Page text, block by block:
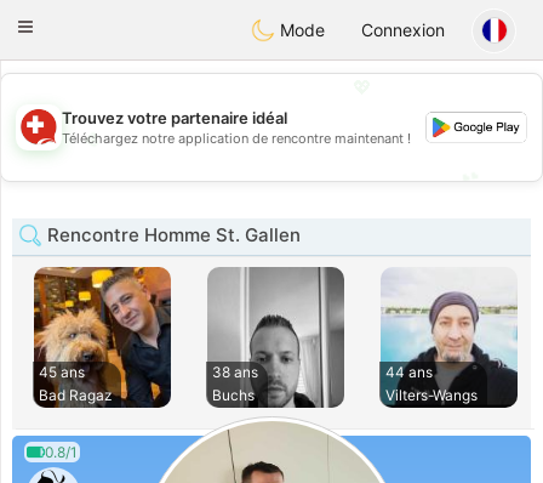
Suissi
Toggle
Mode Connexion
💖
💕
Trouvez votre partenaire idéal
Téléchargez notre application de rencontre maintenant !
Rencontre Homme St. Gallen
45 ans
Bad Ragaz
38 ans
Buchs
44 ans
Vilters-Wangs
0.8/1